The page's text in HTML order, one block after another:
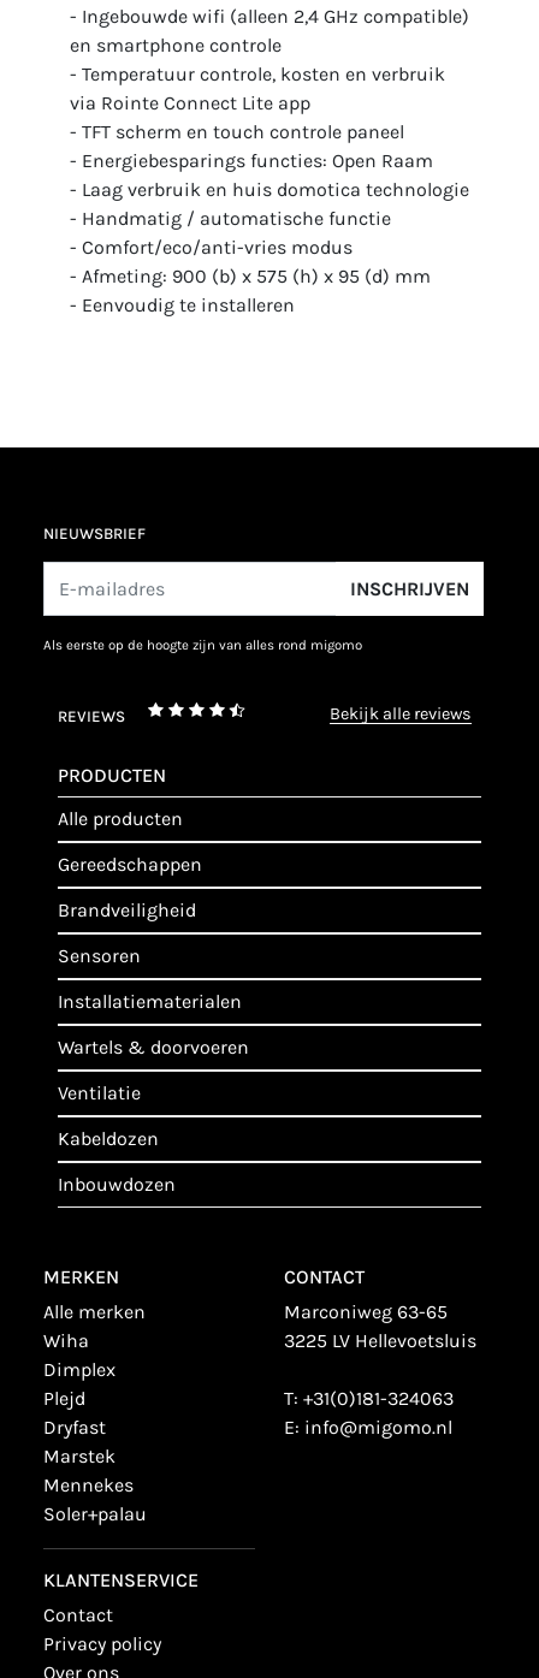
- Ingebouwde wifi (alleen 2,4 GHz compatible)
en smartphone controle
- Temperatuur controle, kosten en verbruik
via Rointe Connect Lite app
- TFT scherm en touch controle paneel
- Energiebesparings functies: Open Raam
- Laag verbruik en huis domotica technologie
- Handmatig / automatische functie
- Comfort/eco/anti-vries modus
- Afmeting: 900 (b) x 575 (h) x 95 (d) mm
- Eenvoudig te installeren
NIEUWSBRIEF
INSCHRIJVEN
als eerste op de hoogte zijn van alles rond migomo
REVIEWS bekijk alle reviews
PRODUCTEN
alle producten
gereedschappen
brandveiligheid
sensoren
installatiematerialen
wartels & doorvoeren
ventilatie
kabeldozen
inbouwdozen
MERKEN
alle merken
wiha
dimplex
plejd
dryfast
marstek
mennekes
soler+palau
KLANTENSERVICE
contact
privacy policy
over ons
CONTACT
Marconiweg 63-65
3225 LV Hellevoetsluis
T: +31(0)181-324063
E: info@migomo.nl